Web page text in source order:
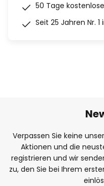
50 Tage
Seit 25 Jahren Nr.
Verpassen Sie keine
Aktionen und die
registrieren und wir
zu, den Sie bei Ihrem